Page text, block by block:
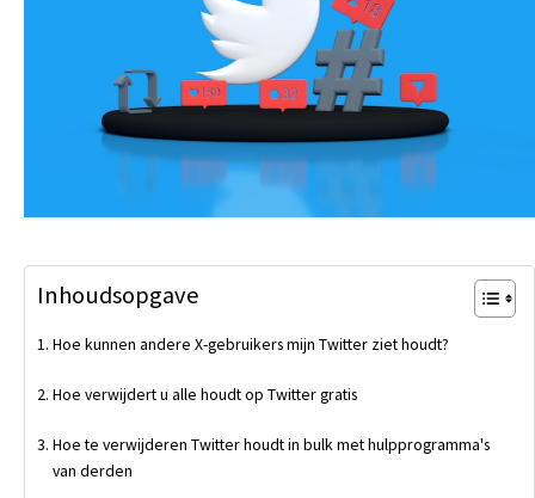
Inhoudsopgave
Hoe kunnen andere X-gebruikers mijn Twitter ziet houdt?
Hoe verwijdert u alle houdt op Twitter gratis
Hoe te verwijderen Twitter houdt in bulk met hulpprogramma's
van derden